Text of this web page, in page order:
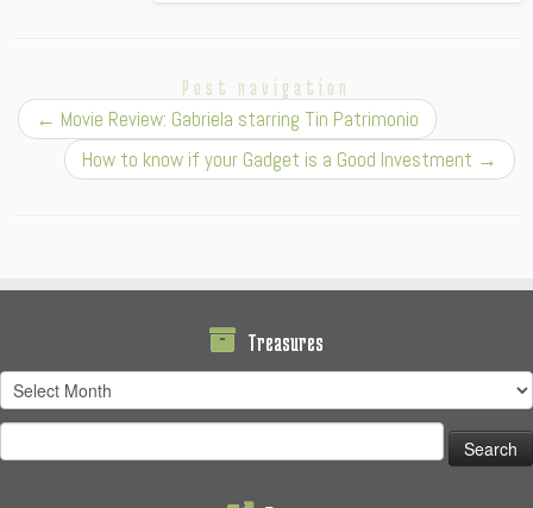
Post navigation
← Movie Review: Gabriela starring Tin Patrimonio
How to know if your Gadget is a Good Investment →
Treasures
Treasures
for: